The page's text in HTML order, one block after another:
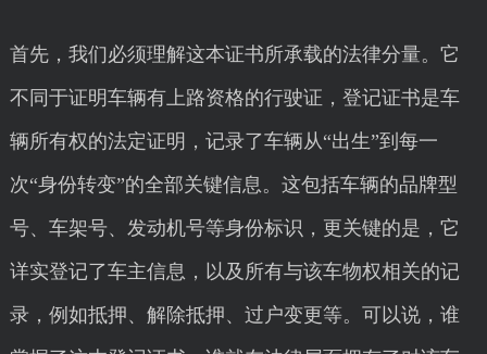
首先，我们必须理解这本证书所承载的法律分量。它
不同于证明车辆有上路资格的行驶证，登记证书是车
辆所有权的法定证明，记录了车辆从“出生”到每一
次“身份转变”的全部关键信息。这包括车辆的品牌型
号、车架号、发动机号等身份标识，更关键的是，它
详实登记了车主信息，以及所有与该车物权相关的记
录，例如抵押、解除抵押、过户变更等。可以说，谁